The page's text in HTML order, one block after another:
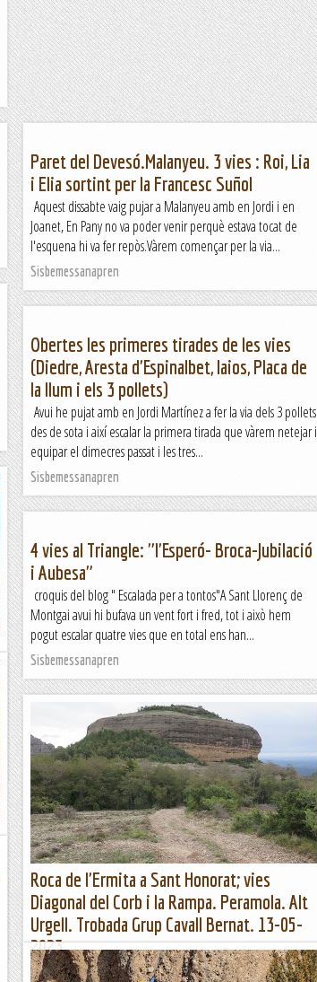
Paret del Devesó.Malanyeu. 3 vies : Roi, Lia
i Elia sortint per la Francesc Suñol
Aquest dissabte vaig pujar a Malanyeu amb en Jordi i en
Joanet, En Pany no va poder venir perquè estava tocat de
l'esquena hi va fer repòs.Vàrem començar per la via...
Sisbemessanapren
Obertes les primeres tirades de les vies
(Diedre, Aresta d'Espinalbet, Iaios, Placa de
la llum i els 3 pollets)
Avui he pujat amb en Jordi Martínez a fer la via dels 3 pollets
des de sota i així escalar la primera tirada que vàrem netejar i
equipar el dimecres passat i les tres...
Sisbemessanapren
4 vies al Triangle: "l'Esperó- Broca-Jubilació
i Aubesa"
croquis del blog " Escalada per a tontos"A Sant Llorenç de
Montgai avui hi bufava un vent fort i fred, tot i això hem
pogut escalar quatre vies que en total ens han...
Sisbemessanapren
Roca de l'Ermita a Sant Honorat; vies
Diagonal del Corb i la Rampa. Peramola. Alt
Urgell. Trobada Grup Cavall Bernat. 13-05-
2023.
La Mola del Corb des d'on hem aparcat els